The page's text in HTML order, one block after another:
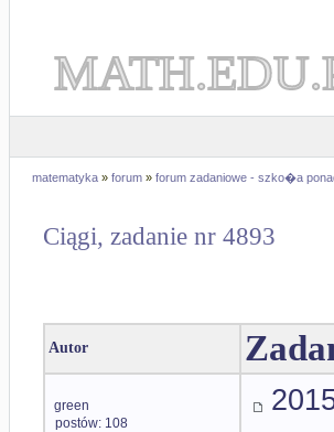
matematyka » forum » forum zadaniowe - szko�a
Ciągi, zadanie nr 4893
Autor
green
postów: 108